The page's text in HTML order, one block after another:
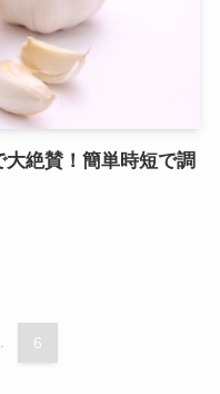
絶賛！簡単時短で調
6